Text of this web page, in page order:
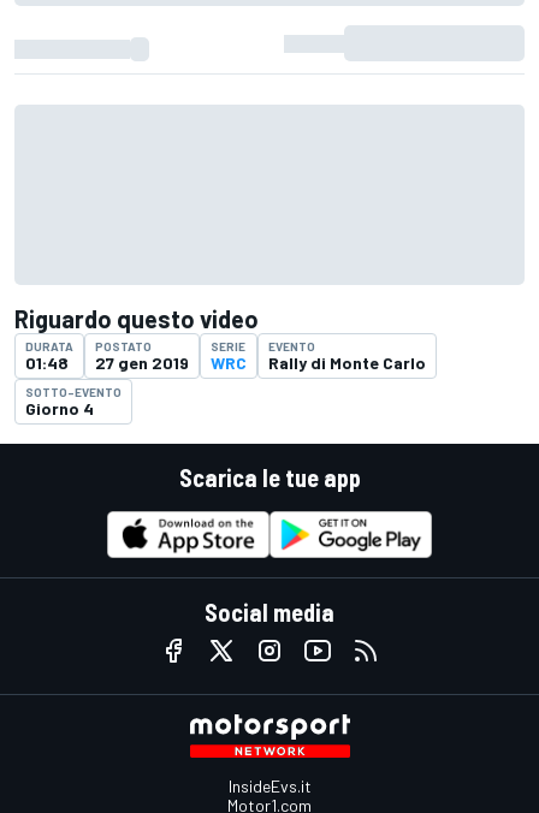
Riguardo questo video
DURATA
01:48
POSTATO
27 gen 2019
SERIE
WRC
EVENTO
Rally di Monte Carlo
SOTTO-EVENTO
Giorno 4
Scarica le tue app
Social media
InsideEvs.it
Motor1.com